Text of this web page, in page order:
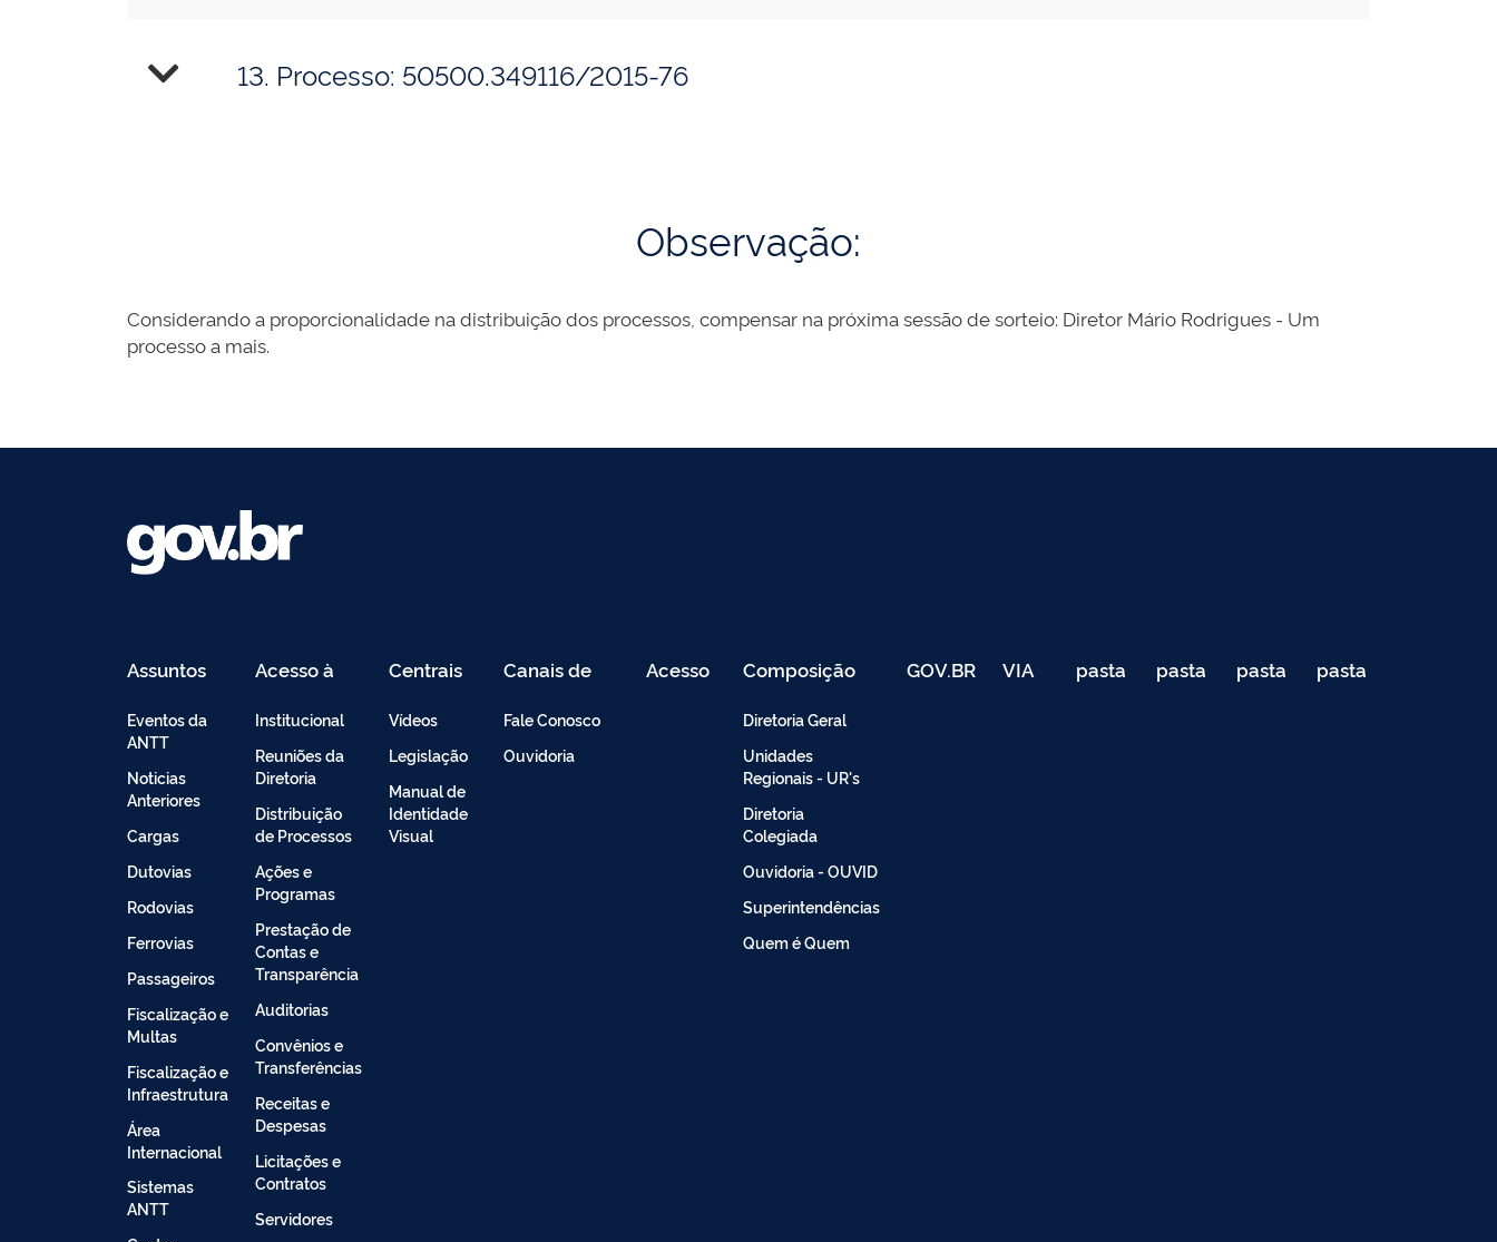
13. Processo: 50500.349116/2015-76
Observação:
Considerando a proporcionalidade na distribuição dos processos, compensar na próxima sessão de sorteio: Diretor Mário Rodrigues - Um
processo a mais.
Assuntos
Eventos da
ANTT
Noticias
Anteriores
Cargas
Dutovias
Rodovias
Ferrovias
Passageiros
Fiscalização e
Multas
Fiscalização e
Infraestrutura
Área
Internacional
Sistemas
ANTT
Acesso à
Institucional
Reuniões da
Diretoria
Distribuição
de Processos
Ações e
Programas
Prestação de
Contas e
Transparência
Auditorias
Convênios e
Transferências
Receitas e
Despesas
Licitações e
Contratos
Servidores
Centrais
Vídeos
Legislação
Manual de
Identidade
Visual
Canais de
Fale Conosco
Ouvidoria
Acesso Composição
Diretoria Geral
Unidades
Regionais - UR's
Diretoria
Colegiada
Ouvidoria - OUVID
Superintendências
Quem é Quem
GOV.BR VIA pasta
de
pasta
de
pasta
de
pasta
de